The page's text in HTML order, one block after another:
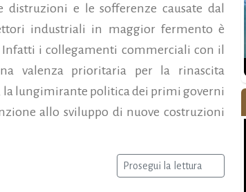
e le sofferenze causate dal
industriali in maggior fermento è
Infatti i collegamenti commerciali con il
valenza prioritaria per la rinascita
la lungimirante politica dei primi governi
allo sviluppo di nuove costruzioni
Prosegui la lettura